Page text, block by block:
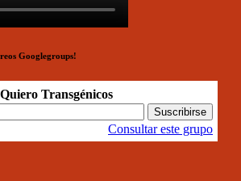
Googlegroups!
Transgénicos
Consultar este grupo